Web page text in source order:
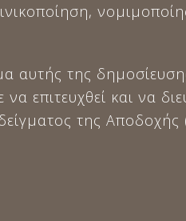
αυτής της
επιτευχθεί και να
της Αποδοχής